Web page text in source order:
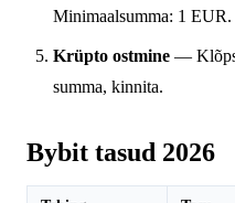
Minimaalsumma: 1 EUR.
Krüpto ostmine —
summa, kinnita.
Bybit tasud 2026